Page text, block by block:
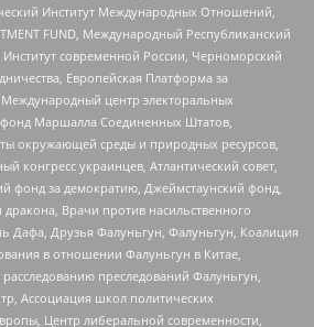
Институт Международных Отношений,
FUND, Международный Республиканский
Институт современной России, Черноморский
Европейская Платформа за
центр электоральных
фонд Маршалла Соединенных Штатов,
окружающей среды и природных ресурсов,
конгресс украинцев, Атлантический совет,
фонд за демократию, Джеймстаунский фонд,
Врачи против насильственного
Дафа, Друзья Фалуньгун, Фалуньгун, Коалиция
в отношении Фалуньгун в Китае,
преследований Фалуньгун,
Ассоциация школ политических
Центр либеральной современности,